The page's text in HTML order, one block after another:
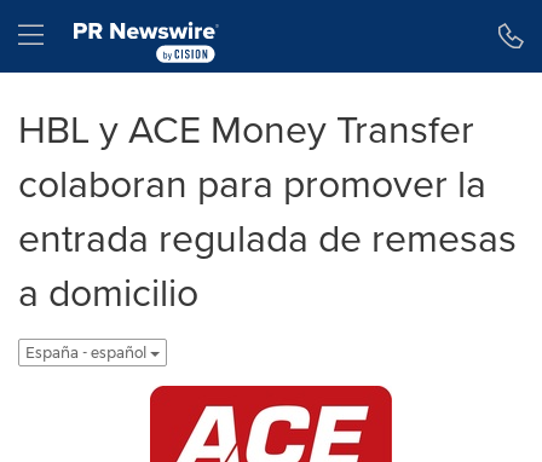
Hamburger menu
HBL y ACE Money Transfer
colaboran para promover la
entrada regulada de remesas
a domicilio
España - español